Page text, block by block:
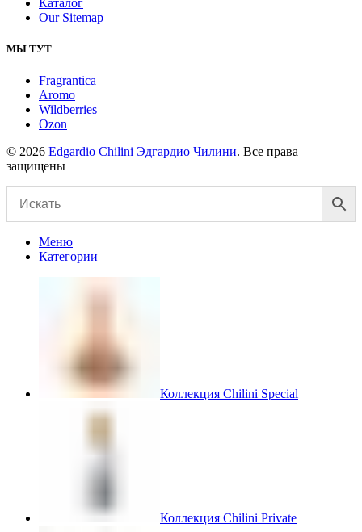
Our Sitemap
МЫ ТУТ
Fragrantica
Aromo
Wildberries
Ozon
© 2026 Edgardio Chilini Эдгардио Чилини. Все права
защищены
Меню
Категории
Коллекция Chilini Special
Коллекция Chilini Private